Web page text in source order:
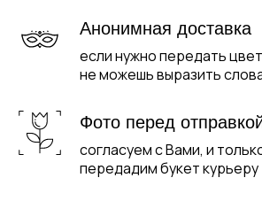
Анонимная доставка
если нужно передать
не можешь выразить
Фото перед
согласуем с Вами, и
передадим букет курьеру